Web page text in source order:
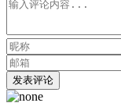
发表评论